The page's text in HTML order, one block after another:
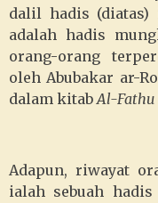
dalil hadis (diatas)
adalah hadis
orang-orang
oleh Abubakar ar-
dalam kitabAl-Fathu
Adapun, riwayat
ialah sebuah